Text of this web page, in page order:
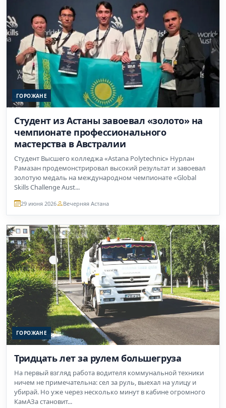
ГОРОЖАНЕ
Студент из Астаны завоевал «золото» на
чемпионате профессионального
мастерства в Австралии
Студент Высшего колледжа «Astana Polytechnic» Нурлан
Рамазан продемонстрировал высокий результат и завоевал
золотую медаль на международном чемпионате «Global
Skills Challenge Aust...
29 июня 2026 Вечерняя Астана
ГОРОЖАНЕ
Тридцать лет за рулем большегруза
На первый взгляд работа водителя коммунальной техники
ничем не примечательна: сел за руль, выехал на улицу и
убирай. Но уже через несколько минут в кабине огромного
КамАЗа становит...